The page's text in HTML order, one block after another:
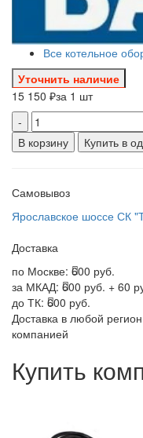
Все котельное
Уточнить наличие
15 150 ₽за 1 шт
-
В корзину
Купить в
Самовывоз
Ярославское шоссе СК
Доставка
по Москве: 600 руб.
за МКАД: 600 руб. + 60
до ТК: 600 руб.
Доставка в любой
компанией
Купить